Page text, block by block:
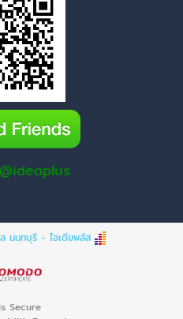
@ideaplus
ล นนทบุรี - ไอเดียพลัส
Secure